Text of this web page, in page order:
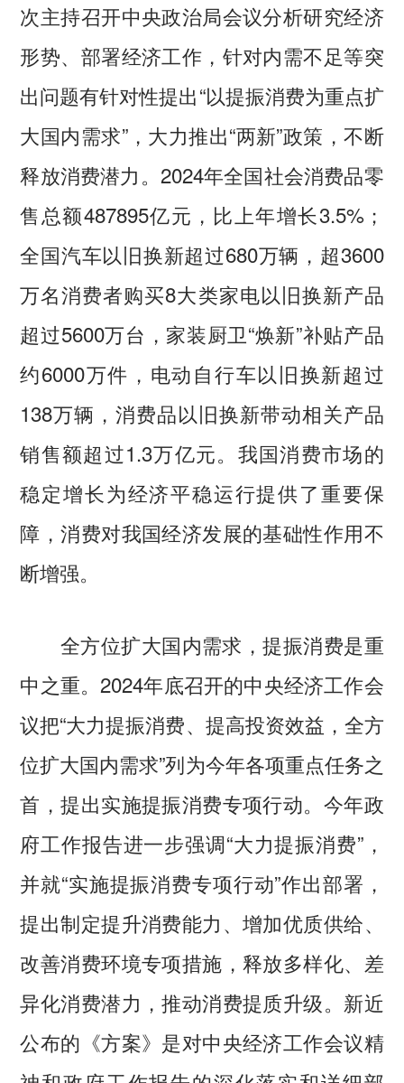
次主持召开中央政治局会议分析研究经济
形势、部署经济工作，针对内需不足等突
出问题有针对性提出“以提振消费为重点扩
大国内需求”，大力推出“两新”政策，不断
释放消费潜力。2024年全国社会消费品零
售总额487895亿元，比上年增长3.5%；
全国汽车以旧换新超过680万辆，超3600
万名消费者购买8大类家电以旧换新产品
超过5600万台，家装厨卫“焕新”补贴产品
约6000万件，电动自行车以旧换新超过
138万辆，消费品以旧换新带动相关产品
销售额超过1.3万亿元。我国消费市场的
稳定增长为经济平稳运行提供了重要保
障，消费对我国经济发展的基础性作用不
断增强。
全方位扩大国内需求，提振消费是重
中之重。2024年底召开的中央经济工作会
议把“大力提振消费、提高投资效益，全方
位扩大国内需求”列为今年各项重点任务之
首，提出实施提振消费专项行动。今年政
府工作报告进一步强调“大力提振消费”，
并就“实施提振消费专项行动”作出部署，
提出制定提升消费能力、增加优质供给、
改善消费环境专项措施，释放多样化、差
异化消费潜力，推动消费提质升级。新近
公布的《方案》是对中央经济工作会议精